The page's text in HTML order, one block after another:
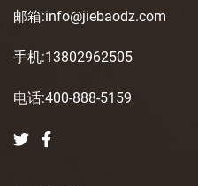
邮箱:info@jiebaodz.com
手机:13802962505
电话:400-888-5159